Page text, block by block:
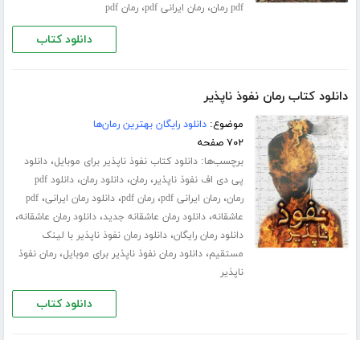
pdf رمان
،رمان ایرانی pdf ،رمان pdf
دانلود کتاب
دانلود کتاب رمان نفوذ ناپذیر
موضوع:دانلود رایگان بهترین رمان‌ها
۷۰۲ صفحه
برچسب‌ها:دانلود کتاب نفوذ ناپذیر برای موبایل،دانلود
پی دی اف نفوذ ناپذیر،رمان،دانلود رمان،
دانلود pdf
رمان،رمان ایرانی pdf ،رمان pdf ،دانلود رمان ایرانی،pdf
عاشقانه،دانلود رمان عاشقانه جدید،دانلود رمان عاشقانه،
دانلود رمان رایگان،دانلود رمان نفوذ ناپذیر با لینک
مستقیم،دانلود رمان نفوذ ناپذیر برای موبایل،رمان نفوذ
ناپذیر
دانلود کتاب